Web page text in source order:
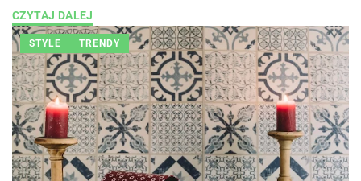
CZYTAJ DALEJ
STYLE TRENDY